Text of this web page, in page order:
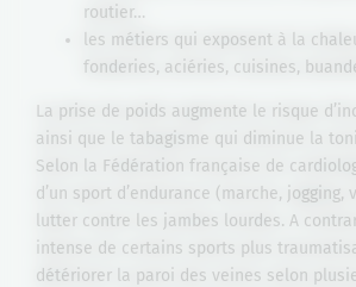
routier…
les métiers qui exposent à la
fonderies, aciéries, cuisines,
La prise de poids augmente le risque
ainsi que le tabagisme qui diminue la
Selon la Fédération française de
d’un sport d’endurance (marche, jogging,
lutter contre les jambes lourdes. A
intense de certains sports plus
détériorer la paroi des veines selon